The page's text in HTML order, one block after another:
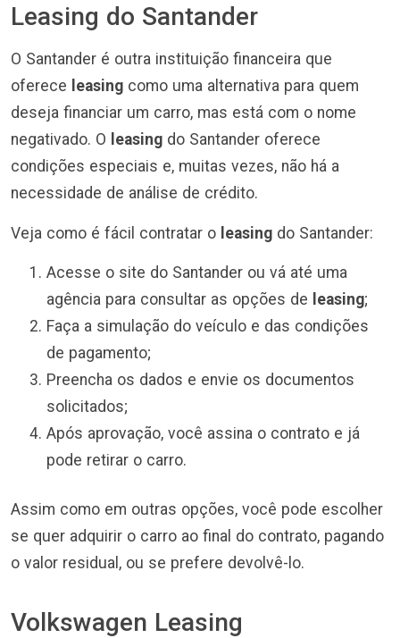
Leasing do Santander
O Santander é outra instituição financeira que
oferece leasing como uma alternativa para quem
deseja financiar um carro, mas está com o nome
negativado. O leasing do Santander oferece
condições especiais e, muitas vezes, não há a
necessidade de análise de crédito.
Veja como é fácil contratar o leasing do Santander:
Acesse o site do Santander ou vá até uma
agência para consultar as opções de leasing;
Faça a simulação do veículo e das condições
de pagamento;
Preencha os dados e envie os documentos
solicitados;
Após aprovação, você assina o contrato e já
pode retirar o carro.
Assim como em outras opções, você pode escolher
se quer adquirir o carro ao final do contrato, pagando
o valor residual, ou se prefere devolvê-lo.
Volkswagen Leasing